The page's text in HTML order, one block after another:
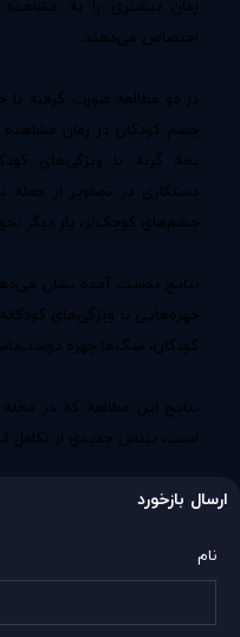
زمان بیشتری را به
اختصاص می‌دهند.
در دو مطالعه صورت گرفته
چشم کودکان در زمان
بچه گربه با ویژگی‌های
دستکاری در تصاویر از جمله
چشم‌های کوچک‌تر، بار دیگر
نتایج بدست آمده نشان
چهره‌هایی با ویژگی‌های
کودکان، سگ‌ها چهره
است، بینش جدیدی از تکامل
ارسال بازخورد
نام